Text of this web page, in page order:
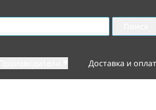
Доставка и